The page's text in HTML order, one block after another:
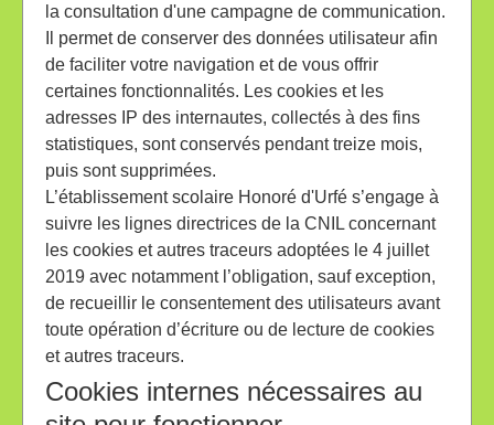
la consultation d'une campagne de communication.
Il permet de conserver des données utilisateur afin
de faciliter votre navigation et de vous offrir
certaines fonctionnalités. Les cookies et les
adresses IP des internautes, collectés à des fins
statistiques, sont conservés pendant treize mois,
puis sont supprimées.
L’établissement scolaire Honoré d'Urfé s’engage à
suivre les lignes directrices de la CNIL concernant
les cookies et autres traceurs adoptées le 4 juillet
2019 avec notamment l’obligation, sauf exception,
de recueillir le consentement des utilisateurs avant
toute opération d’écriture ou de lecture de cookies
et autres traceurs.
Cookies internes nécessaires au